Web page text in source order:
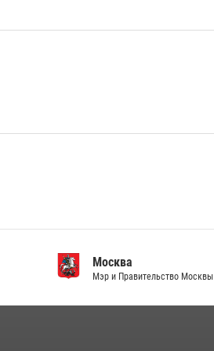
Москва
Мэр и Правительство Москвы